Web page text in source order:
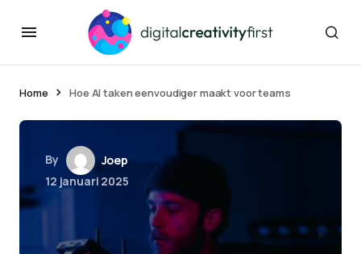
Home Hoe AI taken eenvoudiger maakt voor teams
By
Joep
12 januari 2025